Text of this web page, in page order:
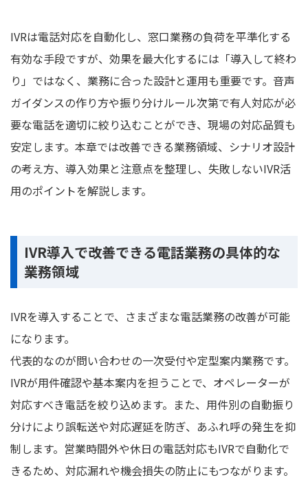
IVRは電話対応を自動化し、窓口業務の負荷を平準化する
有効な手段ですが、効果を最大化するには「導入して終わ
り」ではなく、業務に合った設計と運用も重要です。音声
ガイダンスの作り方や振り分けルール次第で有人対応が必
要な電話を適切に絞り込むことができ、現場の対応品質も
安定します。本章では改善できる業務領域、シナリオ設計
の考え方、導入効果と注意点を整理し、失敗しないIVR活
用のポイントを解説します。
IVR導入で改善できる電話業務の具体的な
業務領域
IVRを導入することで、さまざまな電話業務の改善が可能
になります。
代表的なのが問い合わせの一次受付や定型案内業務です。
IVRが用件確認や基本案内を担うことで、オペレーターが
対応すべき電話を絞り込めます。また、用件別の自動振り
分けにより誤転送や対応遅延を防ぎ、あふれ呼の発生を抑
制します。営業時間外や休日の電話対応もIVRで自動化で
きるため、対応漏れや機会損失の防止にもつながります。